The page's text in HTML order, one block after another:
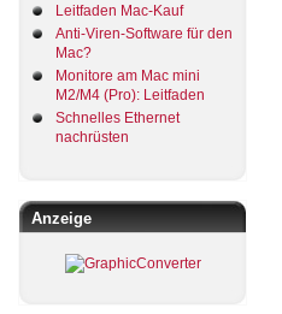
Leitfaden Mac-Kauf
Anti-Viren-Software für den
Mac?
Monitore am Mac mini
M2/M4 (Pro): Leitfaden
Schnelles Ethernet
nachrüsten
Anzeige